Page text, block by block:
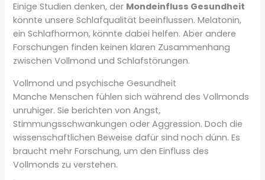
Einige Studien denken, der Mondeinfluss Gesundheit
könnte unsere Schlafqualität beeinflussen. Melatonin,
ein Schlafhormon, könnte dabei helfen. Aber andere
Forschungen finden keinen klaren Zusammenhang
zwischen Vollmond und Schlafstörungen.
Vollmond und psychische Gesundheit
Manche Menschen fühlen sich während des Vollmonds
unruhiger. Sie berichten von Angst,
Stimmungsschwankungen oder Aggression. Doch die
wissenschaftlichen Beweise dafür sind noch dünn. Es
braucht mehr Forschung, um den Einfluss des
Vollmonds zu verstehen.